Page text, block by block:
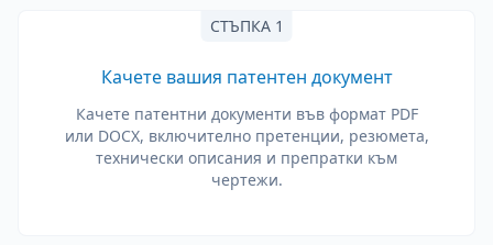
СТЪПКА 1
Качете вашия патентен документ
Качете патентни документи във формат PDF
или DOCX, включително претенции, резюмета,
технически описания и препратки към
чертежи.